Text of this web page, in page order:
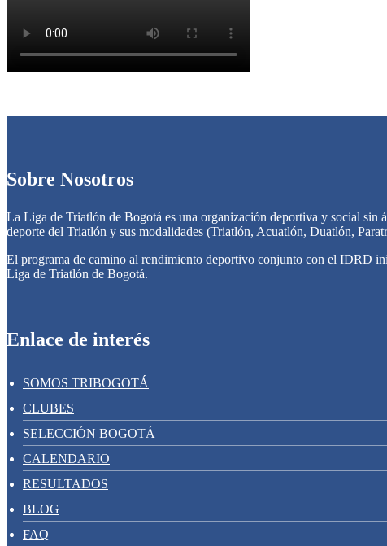
Sobre Nosotros
La Liga de Triatlón de Bogotá es una organización deportiva y social sin
deporte del Triatlón y sus modalidades (Triatlón, Acuatlón, Duatlón,
El programa de camino al rendimiento deportivo conjunto con el IDRD
Liga de Triatlón de Bogotá.
Enlace de interés
SOMOS TRIBOGOTÁ
CLUBES
SELECCIÓN BOGOTÁ
CALENDARIO
RESULTADOS
BLOG
FAQ